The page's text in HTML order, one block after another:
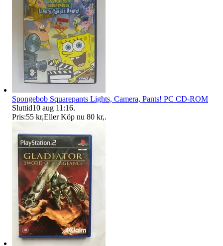
Spongebob Squarepants Lights, Camera, Pants! PC CD-ROM
Sluttid10 aug 11:16.
Pris:55 kr,Eller Köp nu 80 kr,.